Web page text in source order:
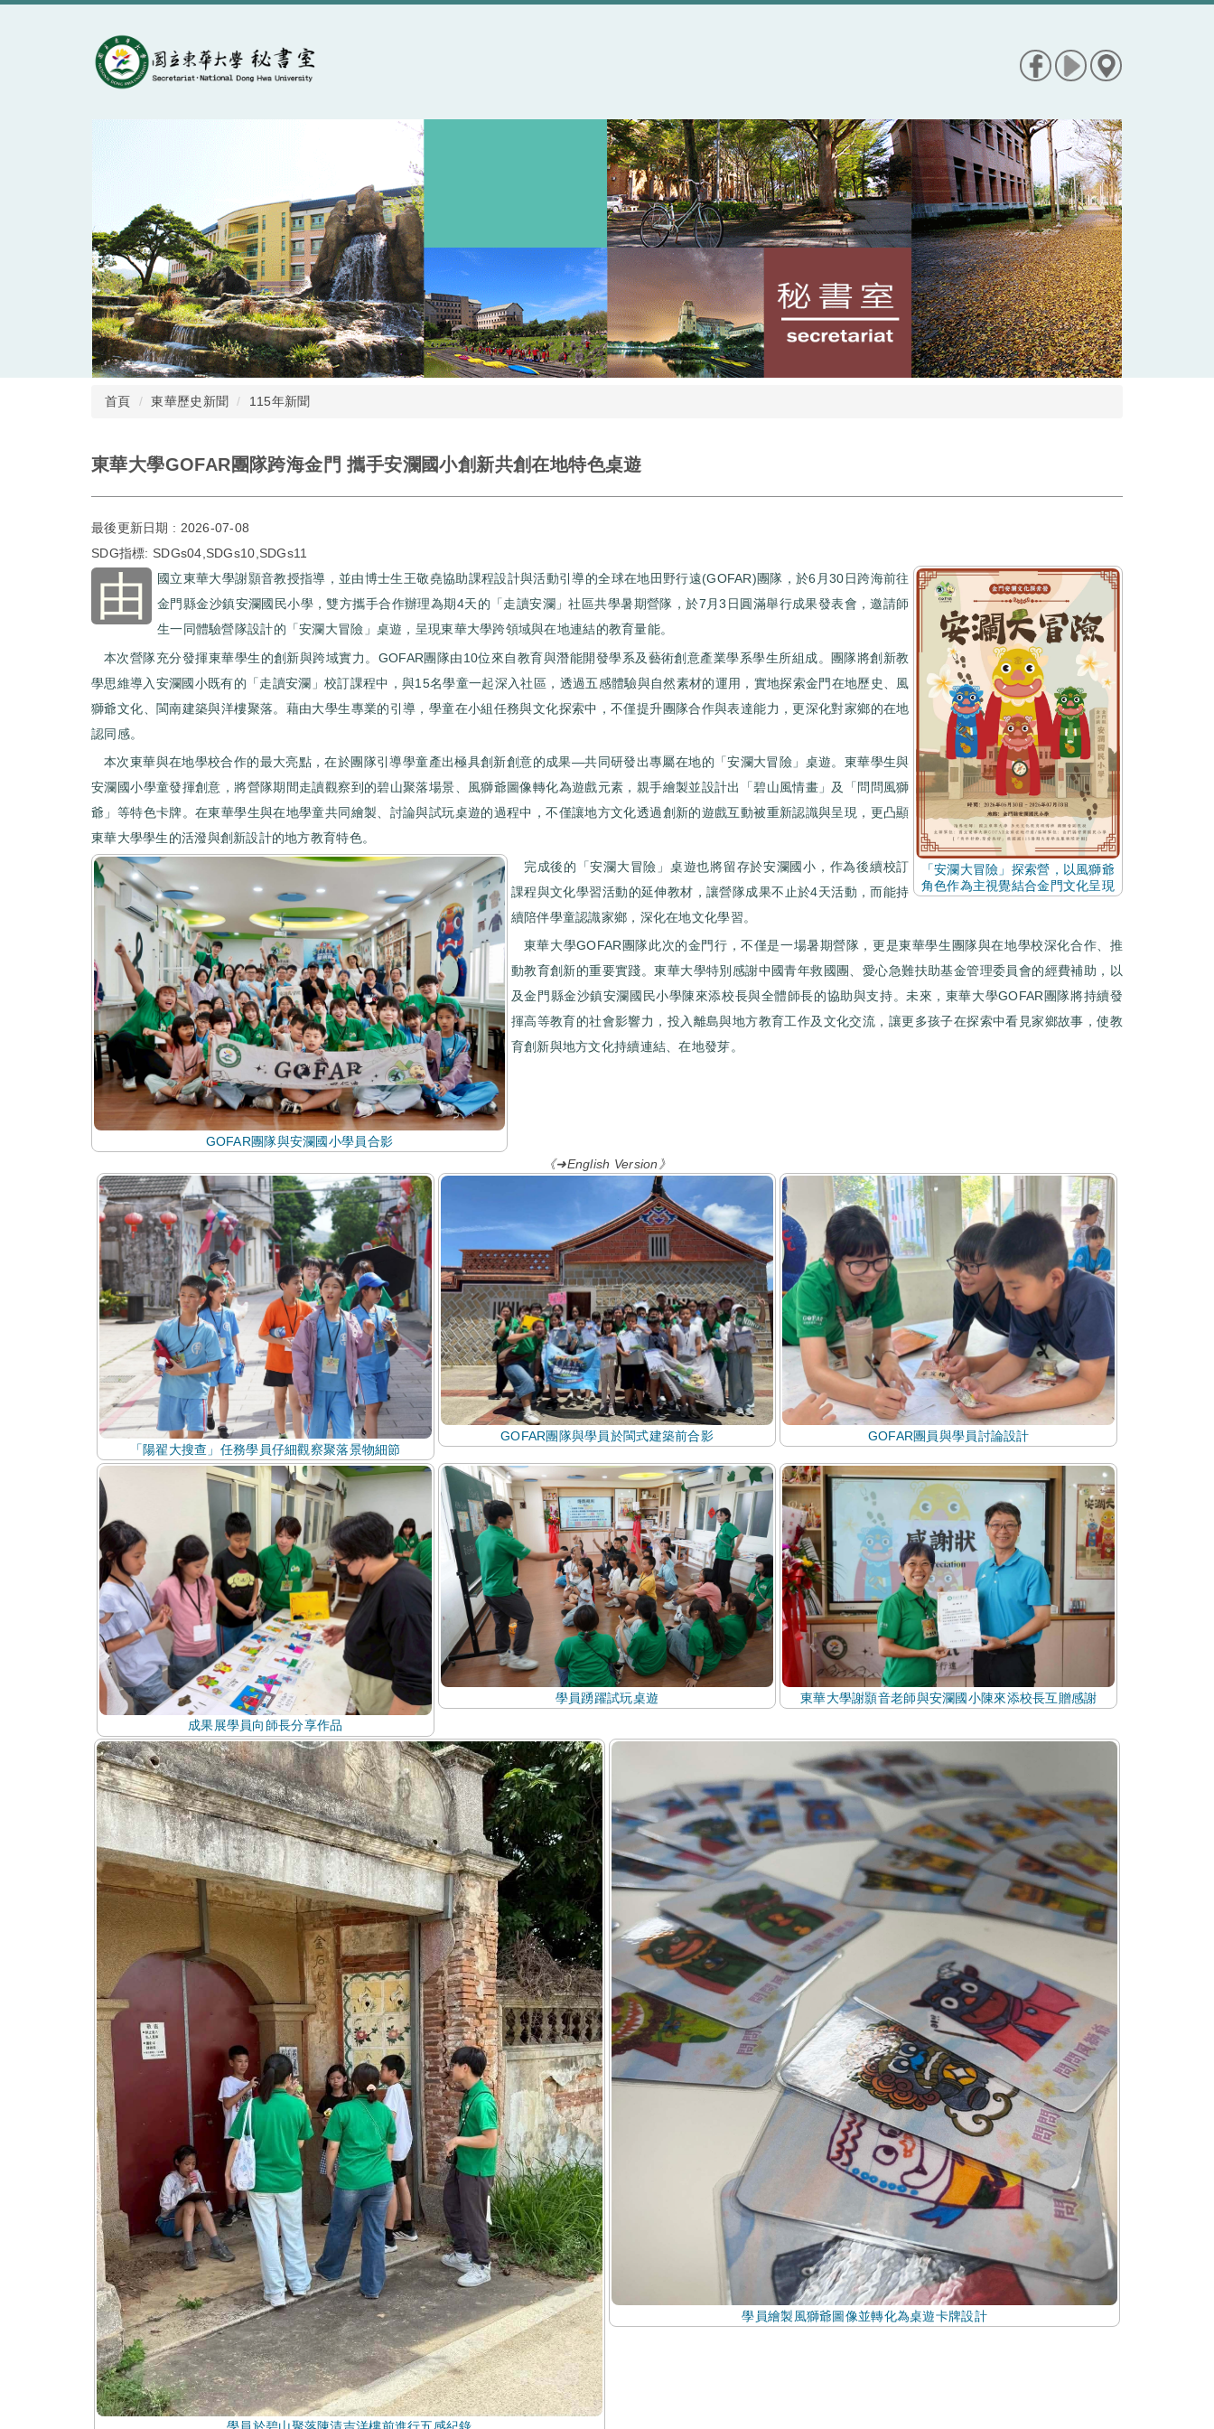
首頁 東華歷史新聞 115年新聞
東華大學GOFAR團隊跨海金門 攜手安瀾國小創新共創在地特色桌遊
最後更新日期 : 2026-07-08
SDG指標: SDGs04,SDGs10,SDGs11
「安瀾大冒險」探索營，以風獅爺
角色作為主視覺結合金門文化呈現
由
國立東華大學謝顥音教授指導，並由博士生王敬堯協助課程設計與活動引導的全球在地田野行遠(GOFAR)團隊，於6月30日跨海前往
金門縣金沙鎮安瀾國民小學，雙方攜手合作辦理為期4天的「走讀安瀾」社區共學暑期營隊，於7月3日圓滿舉行成果發表會，邀請師
生一同體驗營隊設計的「安瀾大冒險」桌遊，呈現東華大學跨領域與在地連結的教育量能。
本次營隊充分發揮東華學生的創新與跨域實力。GOFAR團隊由10位來自教育與潛能開發學系及藝術創意產業學系學生所組成。團隊將創新教
學思維導入安瀾國小既有的「走讀安瀾」校訂課程中，與15名學童一起深入社區，透過五感體驗與自然素材的運用，實地探索金門在地歷史、風
獅爺文化、閩南建築與洋樓聚落。藉由大學生專業的引導，學童在小組任務與文化探索中，不僅提升團隊合作與表達能力，更深化對家鄉的在地
認同感。
本次東華與在地學校合作的最大亮點，在於團隊引導學童產出極具創新創意的成果—共同研發出專屬在地的「安瀾大冒險」桌遊。東華學生與
安瀾國小學童發揮創意，將營隊期間走讀觀察到的碧山聚落場景、風獅爺圖像轉化為遊戲元素，親手繪製並設計出「碧山風情畫」及「問問風獅
爺」等特色卡牌。在東華學生與在地學童共同繪製、討論與試玩桌遊的過程中，不僅讓地方文化透過創新的遊戲互動被重新認識與呈現，更凸顯
東華大學學生的活潑與創新設計的地方教育特色。
GOFAR團隊與安瀾國小學員合影
完成後的「安瀾大冒險」桌遊也將留存於安瀾國小，作為後續校訂
課程與文化學習活動的延伸教材，讓營隊成果不止於4天活動，而能持
續陪伴學童認識家鄉，深化在地文化學習。
東華大學GOFAR團隊此次的金門行，不僅是一場暑期營隊，更是東華學生團隊與在地學校深化合作、推
動教育創新的重要實踐。東華大學特別感謝中國青年救國團、愛心急難扶助基金管理委員會的經費補助，以
及金門縣金沙鎮安瀾國民小學陳來添校長與全體師長的協助與支持。未來，東華大學GOFAR團隊將持續發
揮高等教育的社會影響力，投入離島與地方教育工作及文化交流，讓更多孩子在探索中看見家鄉故事，使教
育創新與地方文化持續連結、在地發芽。
《➜English Version》
「陽翟大搜查」任務學員仔細觀察聚落景物細節
GOFAR團隊與學員於閩式建築前合影 GOFAR團員與學員討論設計
成果展學員向師長分享作品
學員踴躍試玩桌遊 東華大學謝顥音老師與安瀾國小陳來添校長互贈感謝
學員繪製風獅爺圖像並轉化為桌遊卡牌設計